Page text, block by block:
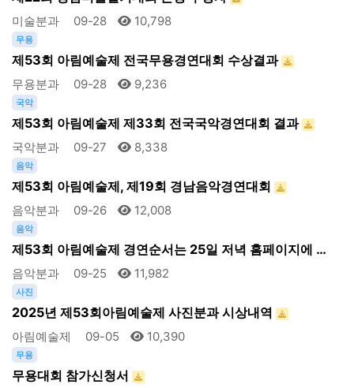
미술분과 09-28 10,798
무용
제53회 아림예술제 전국무용경연대회 수상결과
무용분과 09-28 9,236
국악
제53회 아림예술제 제33회 전국국악경연대회 결과
국악분과 09-27 8,338
음악
제53회 아림예술제, 제19회 경남음악경연대회
음악분과 09-26 12,008
음악
제53회 아림예술제 경연순서는 25일 저녁 홈페이지에 …
음악분과 09-25 11,982
사진
2025년 제53회아림예술제 사진분과 시상내역
아림예술제 09-05 10,390
무용
무용대회 참가신청서